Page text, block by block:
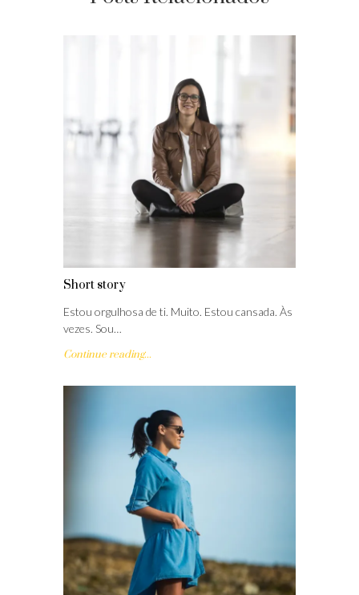
Short story
Estou orgulhosa de ti. Muito. Estou cansada. Às
vezes. Sou…
Continue reading...